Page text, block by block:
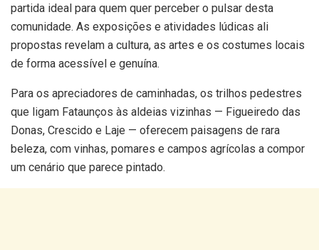
partida ideal para quem quer perceber o pulsar desta
comunidade. As exposições e atividades lúdicas ali
propostas revelam a cultura, as artes e os costumes locais
de forma acessível e genuína.
Para os apreciadores de caminhadas, os trilhos pedestres
que ligam Fataunços às aldeias vizinhas — Figueiredo das
Donas, Crescido e Laje — oferecem paisagens de rara
beleza, com vinhas, pomares e campos agrícolas a compor
um cenário que parece pintado.